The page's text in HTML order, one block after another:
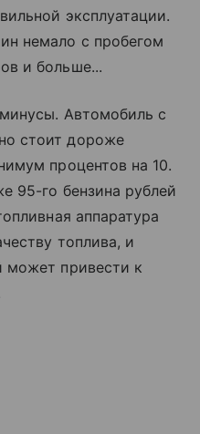
эксплуатации.
немало с пробегом
и больше...
Автомобиль с
стоит дороже
процентов на 10.
­95-го бензина рублей
аппаратура
топлива, и
может привести к